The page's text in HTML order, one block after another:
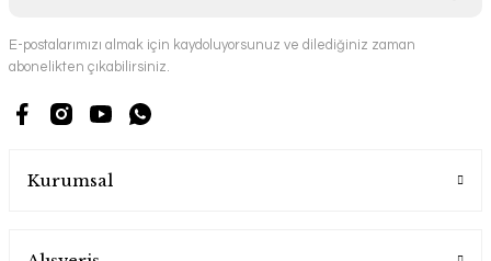
E-postalarımızı almak için kaydoluyorsunuz ve dilediğiniz zaman
abonelikten çıkabilirsiniz.
Kurumsal